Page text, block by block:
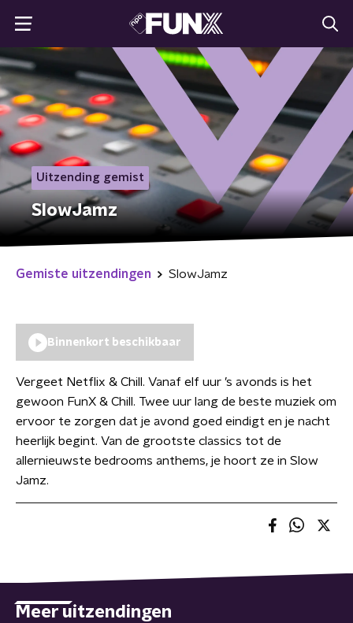
Uitzending gemist
SlowJamz
Gemiste uitzendingen SlowJamz
Binnenkort beschikbaar
Vergeet Netflix & Chill. Vanaf elf uur ’s avonds is het
gewoon FunX & Chill. Twee uur lang de beste muziek om
ervoor te zorgen dat je avond goed eindigt en je nacht
heerlijk begint. Van de grootste classics tot de
allernieuwste bedrooms anthems, je hoort ze in Slow
Jamz.
Meer uitzendingen